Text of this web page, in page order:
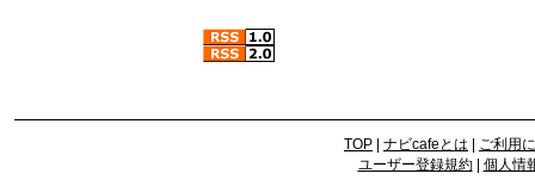
TOP ナビcafeとは
ご利用
ユーザー登録規約| 個人情